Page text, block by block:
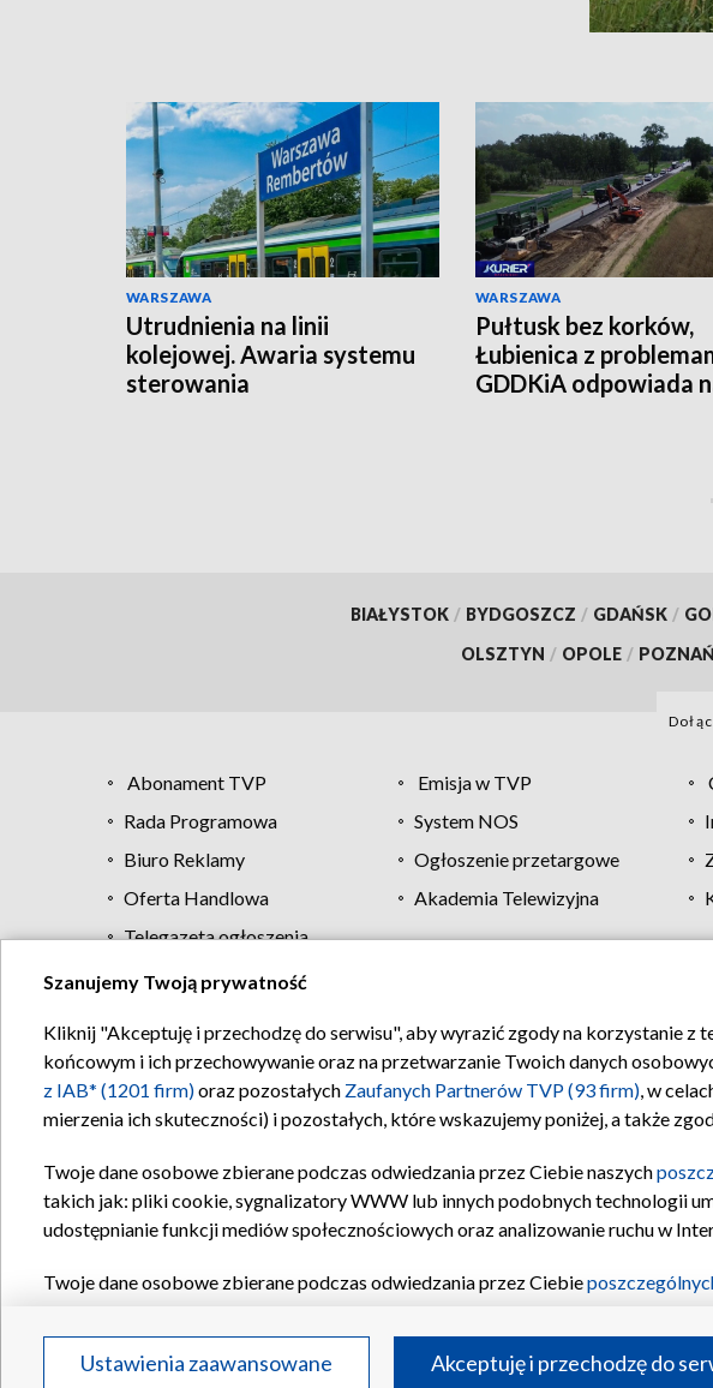
WARSZAWA
Utrudnienia na linii
kolejowej. Awaria systemu
sterowania
WARSZAWA
Pułtusk bez korków,
Łubienica z
GDDKiA odpowiada
BIAŁYSTOK / BYDGOSZCZ / GDAŃSK /
OLSZTYN / OPOLE / POZNAŃ
Abonament TVP Emisja w TVP
Rada Programowa
System NOS
Biuro Reklamy
Ogłoszenie przetargowe
Oferta Handlowa
Akademia Telewizyjna
Telegazeta ogłoszenia
Regulamin TVP Polityka prywatności
Szanujemy Twoją prywatność
Kliknij "Akceptuję i przechodzę do serwisu", aby wyrazić zgody na korzystanie
końcowym i ich przechowywanie oraz na przetwarzanie Twoich danych
z IAB* (1201 firm)oraz pozostałych Zaufanych Partnerów TVP (93 firm), w
mierzenia ich skuteczności) i pozostałych, które wskazujemy poniżej, a także
Twoje dane osobowe zbierane podczas odwiedzania przez Ciebie naszych
takich jak: pliki cookie, sygnalizatory WWW lub innych podobnych technologii
udostępnianie funkcji mediów społecznościowych oraz analizowanie ruchu w
Twoje dane osobowe zbierane podczas odwiedzania przez Ciebie
Partnerów TVPdla realizacji następujących celów i funkcji: przechowywania
reklam, tworzenia profilu spersonalizowanych reklam, tworzenia profilu
Ustawienia zaawansowane Akceptuję i przechodzę do